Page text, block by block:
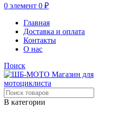
0 элемент 0 ₽
Главная
Доставка и оплата
Контакты
О нас
Поиск
В категории